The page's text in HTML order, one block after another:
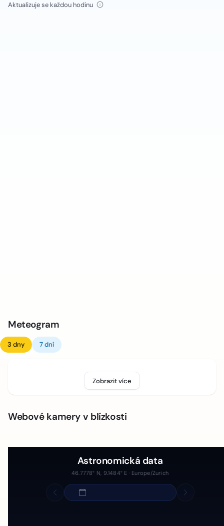
Aktualizuje se každou hodinu
Meteogram
3 dny 7 dní
Zobrazit více
Webové kamery v blízkosti
Astronomická data
46.7778° N, 9.1484° E · Europe/Zurich